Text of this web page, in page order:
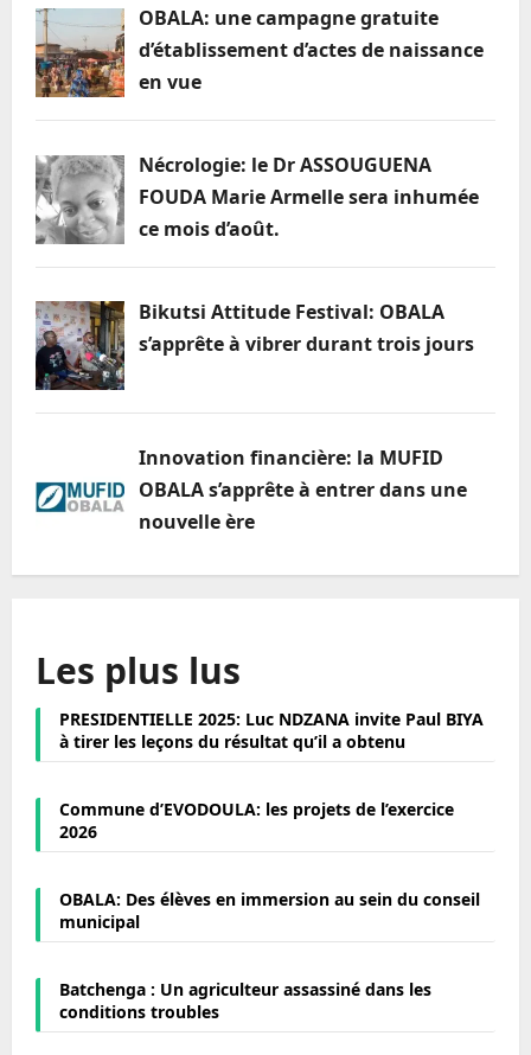
OBALA: une campagne gratuite
d’établissement d’actes de naissance
en vue
Nécrologie: le Dr ASSOUGUENA
FOUDA Marie Armelle sera inhumée
ce mois d’août.
Bikutsi Attitude Festival: OBALA
s’apprête à vibrer durant trois jours
Innovation financière: la MUFID
OBALA s’apprête à entrer dans une
nouvelle ère
Les plus lus
PRESIDENTIELLE 2025: Luc NDZANA invite Paul BIYA
à tirer les leçons du résultat qu’il a obtenu
Commune d’EVODOULA: les projets de l’exercice
2026
OBALA: Des élèves en immersion au sein du conseil
municipal
Batchenga : Un agriculteur assassiné dans les
conditions troubles